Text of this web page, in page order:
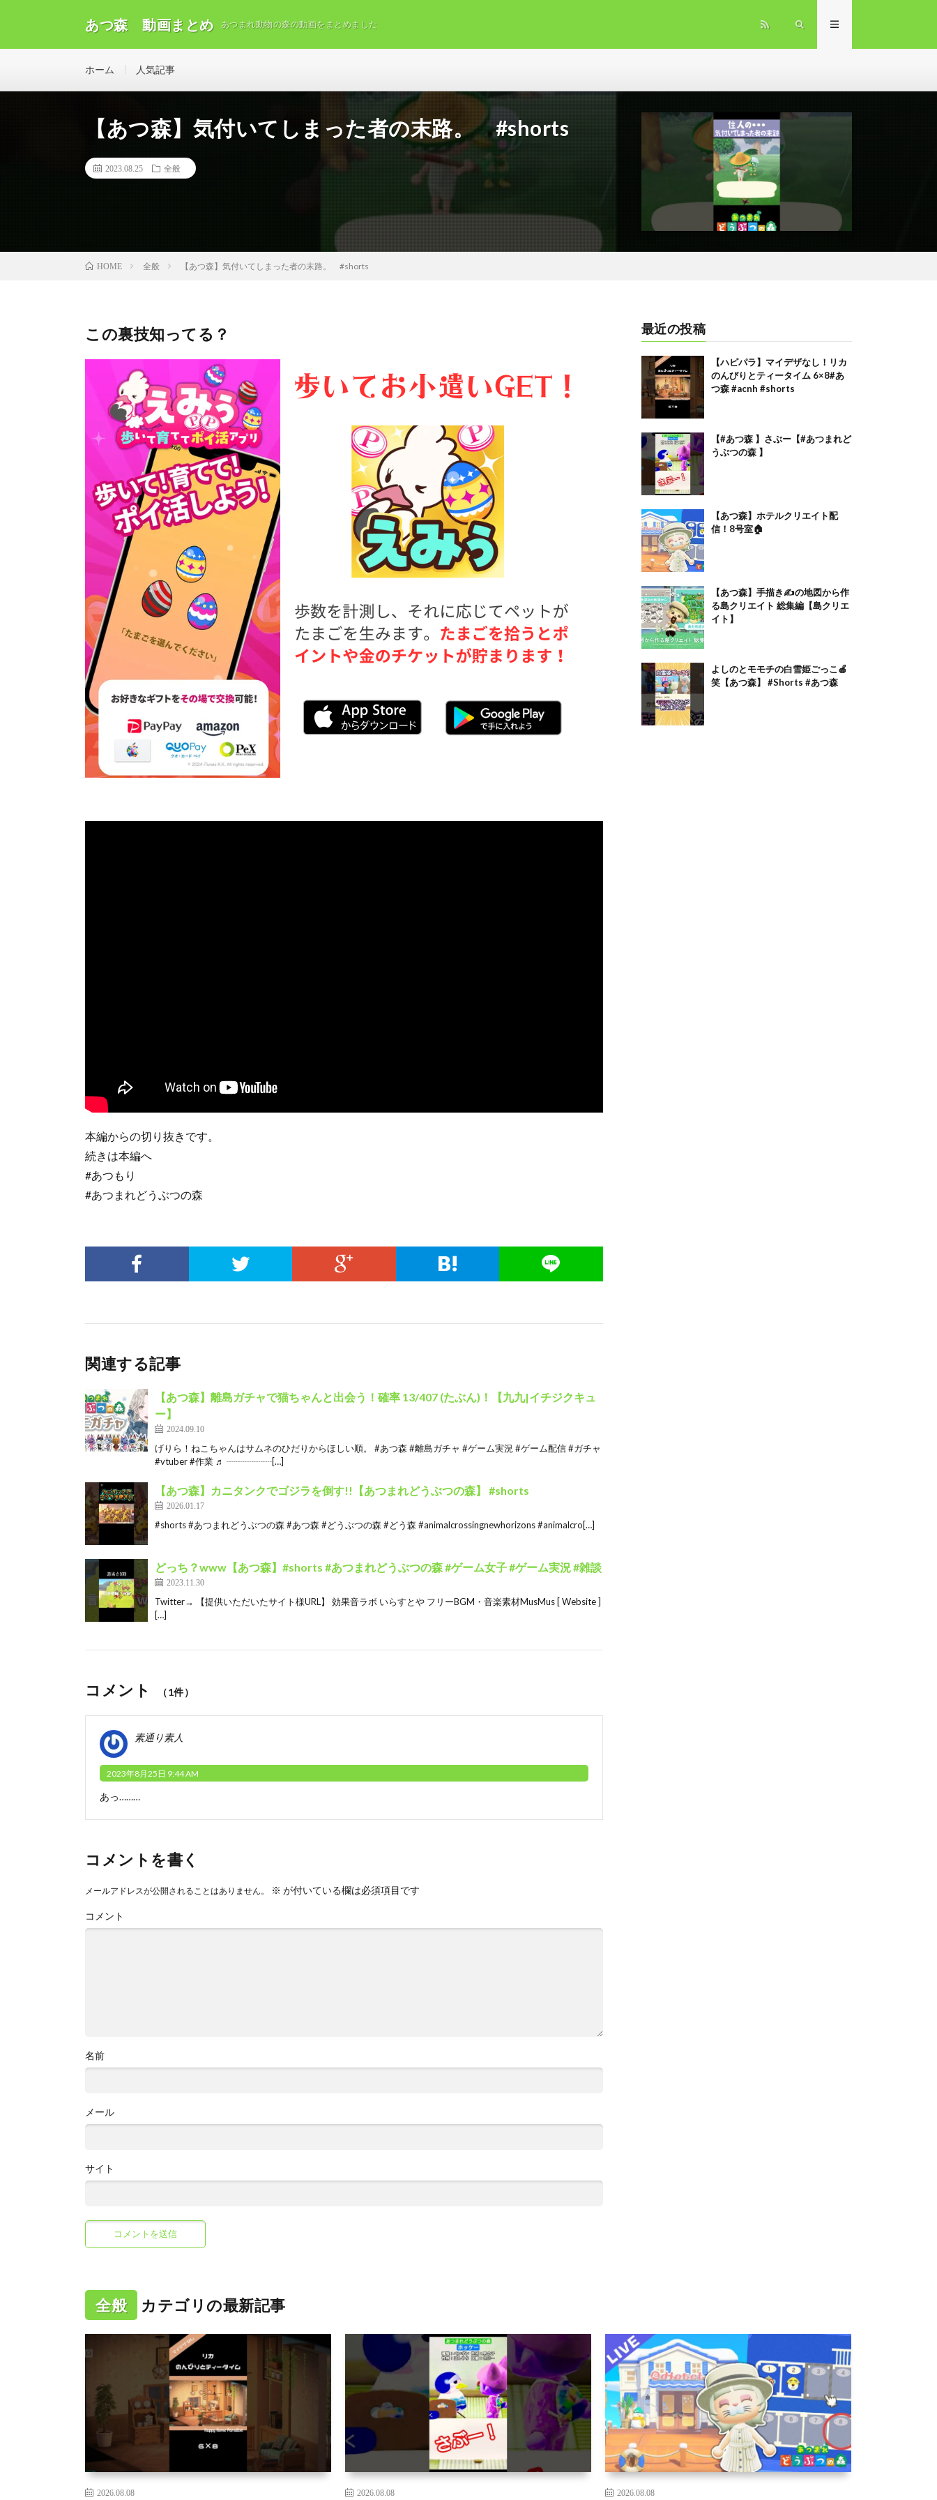
あつ森 動画まとめ あつまれ動物の森の動画をまとめました
ホーム 人気記事
【あつ森】気付いてしまった者の末路。 #shorts
2023.08.25 全般
HOME 全般 【あつ森】気付いてしまった者の末路。 #shorts
この裏技知ってる？
本編からの切り抜きです。
続きは本編へ
#あつもり
#あつまれどうぶつの森
関連する記事
【あつ森】離島ガチャで猫ちゃんと出会う！確率 13/407 (たぶん)！【九九|イチジクキュ
ー】
2024.09.10
げりら！ねこちゃんはサムネのひだりからほしい順。 #あつ森 #離島ガチャ #ゲーム実況 #ゲーム配信 #ガチャ
#vtuber #作業 ♬ ┈┈┈┈┈[…]
【あつ森】カニタンクでゴジラを倒す!!【あつまれどうぶつの森】 #shorts
2026.01.17
#shorts #あつまれどうぶつの森 #あつ森 #どうぶつの森 #どう森 #animalcrossingnewhorizons #animalcro[…]
どっち？www【あつ森】#shorts #あつまれどうぶつの森 #ゲーム女子 #ゲーム実況 #雑談
2023.11.30
Twitter→ 【提供いただいたサイト様URL】 効果音ラボ いらすとや フリーBGM・音楽素材MusMus [ Website ]
[…]
コメント （1件）
素通り素人
2023年8月25日 9:44 AM
あっ………
コメントを書く
メールアドレスが公開されることはありません。 ※ が付いている欄は必須項目です
コメント
名前
メール
サイト
最近の投稿
【ハピパラ】マイデザなし！リカ
のんびりとティータイム 6×8#あ
つ森 #acnh #shorts
【#あつ森 】さぶー【#あつまれど
うぶつの森 】
【あつ森】ホテルクリエイト配
信！8号室🏠
【あつ森】手描き✍️の地図から作
る島クリエイト 総集編【島クリエ
イト】
よしのとモモチの白雪姫ごっこ🍎
笑【あつ森】 #Shorts #あつ森
全般 カテゴリの最新記事
2026.08.08 2026.08.08 2026.08.08